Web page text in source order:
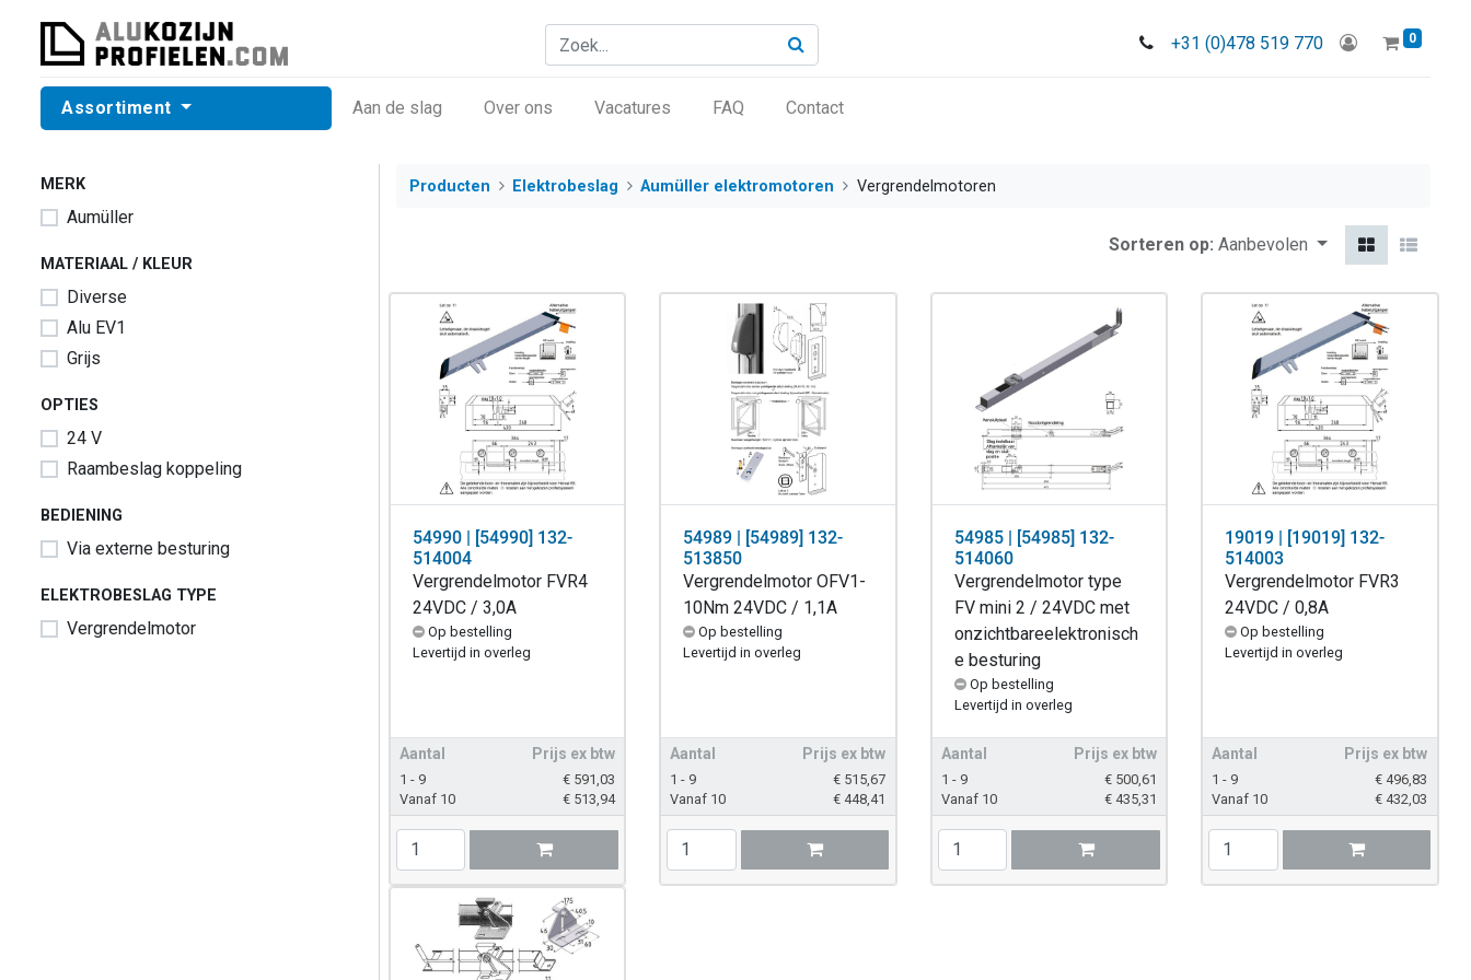
+31 (0)478 519 770 0
Assortiment ​Aan de slag Over ons Vacatures FAQ Contact
MERK
Aumüller
MATERIAAL / KLEUR
Diverse
Alu EV1
Grijs
OPTIES
24 V
Raambeslag koppeling
BEDIENING
Via externe besturing
ELEKTROBESLAG TYPE
Vergrendelmotor
Producten Elektrobeslag Aumüller elektromotoren Vergrendelmotoren
Sorteren op: Aanbevolen
54990 | [54990] 132-
514004
Vergrendelmotor FVR4
24VDC / 3,0A
Op bestelling
Levertijd in overleg
Aantal Prijs ex btw
1 - 9 € 591,03
Vanaf 10
€ 513,94
54989 | [54989] 132-
513850
Vergrendelmotor OFV1-
10Nm 24VDC / 1,1A
Op bestelling
Levertijd in overleg
Aantal Prijs ex btw
1 - 9 € 515,67
Vanaf 10
€ 448,41
54985 | [54985] 132-
514060
Vergrendelmotor type
FV mini 2 / 24VDC met
onzichtbareelektronisch
e besturing
Op bestelling
Levertijd in overleg
Aantal Prijs ex btw
1 - 9 € 500,61
Vanaf 10
€ 435,31
19019 | [19019] 132-
514003
Vergrendelmotor FVR3
24VDC / 0,8A
Op bestelling
Levertijd in overleg
Aantal Prijs ex btw
1 - 9 € 496,83
Vanaf 10
€ 432,03